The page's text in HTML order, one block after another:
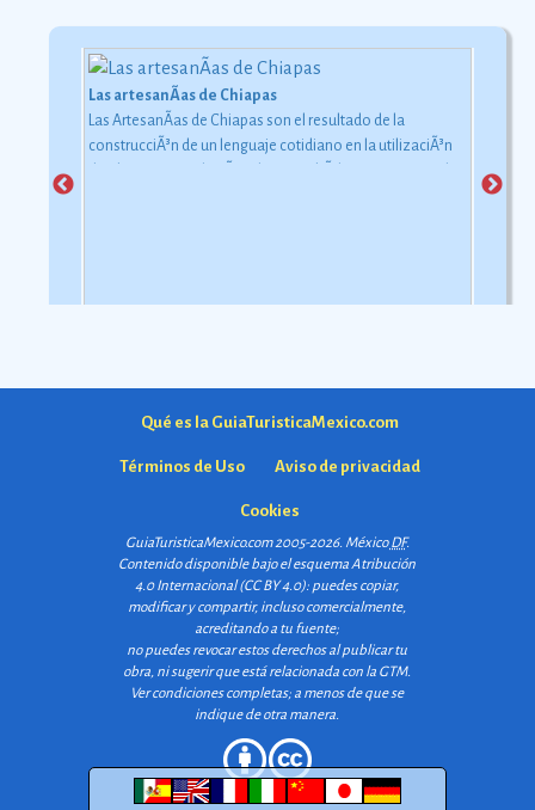
Las artesanÃ­as de Chiapas
Las ArtesanÃ­as de Chiapas son el resultado de la
construcciÃ³n de un lenguaje cotidiano en la utilizaciÃ³n
Qué es la GuiaTuristicaMexico.com
Términos de Uso Aviso de privacidad
Cookies
GuiaTuristicaMexico.com 2005-2026. MéxicoDF.
Contenido disponible bajo el esquemaAtribución
4.0 Internacional (CC BY 4.0): puedes copiar,
modificar y compartir, incluso comercialmente,
acreditando a tu fuente;
no puedes revocar estos derechos al publicar tu
obra, ni sugerir que está relacionada con la GTM.
Ver condiciones completas; a menos de que se
indique de otra manera.